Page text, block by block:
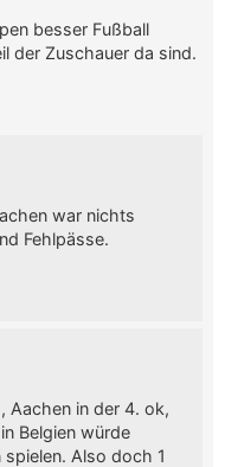
besser Fußball
der Zuschauer da sind.
war nichts
Fehlpässe.
Aachen in der 4. ok,
Belgien würde
Also doch 1